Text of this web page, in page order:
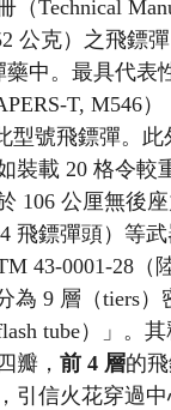
（Technical
公克）之飛鏢
藥中。最具代
T, M546
型號飛鏢彈。
裝載 20 格令較
106 公厘無後
飛鏢彈頭）等武
43-0001-28（
為 9 層（tiers
tube）」。
瓣， 前 4 層的
引信火花穿過